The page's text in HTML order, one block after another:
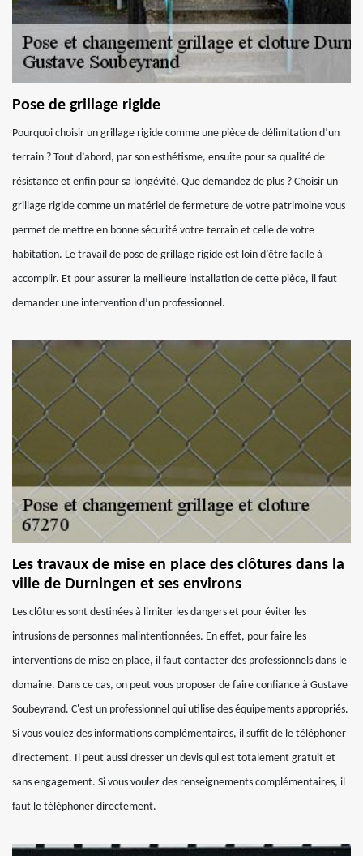
Pose de grillage rigide
Pourquoi choisir un grillage rigide comme une pièce de délimitation d’un
terrain ? Tout d’abord, par son esthétisme, ensuite pour sa qualité de
résistance et enfin pour sa longévité. Que demandez de plus ? Choisir un
grillage rigide comme un matériel de fermeture de votre patrimoine vous
permet de mettre en bonne sécurité votre terrain et celle de votre
habitation. Le travail de pose de grillage rigide est loin d’être facile à
accomplir. Et pour assurer la meilleure installation de cette pièce, il faut
demander une intervention d’un professionnel.
Les travaux de mise en place des clôtures dans la
ville de Durningen et ses environs
Les clôtures sont destinées à limiter les dangers et pour éviter les
intrusions de personnes malintentionnées. En effet, pour faire les
interventions de mise en place, il faut contacter des professionnels dans le
domaine. Dans ce cas, on peut vous proposer de faire confiance à Gustave
Soubeyrand. C'est un professionnel qui utilise des équipements appropriés.
Si vous voulez des informations complémentaires, il suffit de le téléphoner
directement. Il peut aussi dresser un devis qui est totalement gratuit et
sans engagement. Si vous voulez des renseignements complémentaires, il
faut le téléphoner directement.